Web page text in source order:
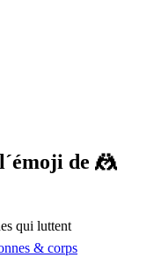
de 🤼
qui luttent
& corps